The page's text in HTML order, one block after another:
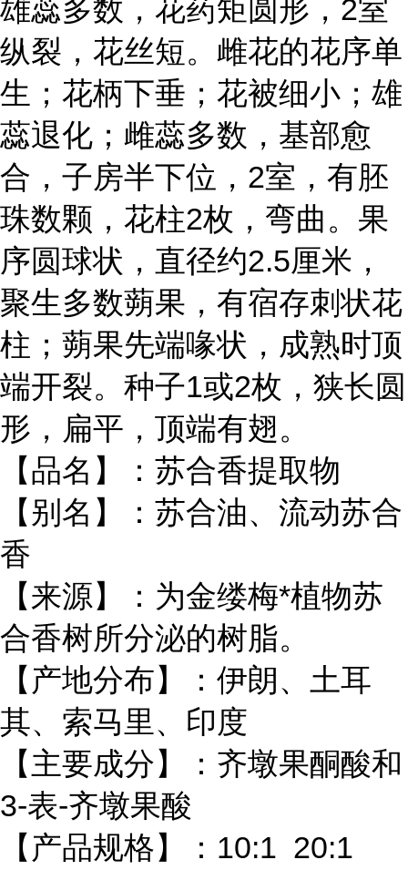
雄蕊多数，花药矩圆形，2室
纵裂，花丝短。雌花的花序单
生；花柄下垂；花被细小；雄
蕊退化；雌蕊多数，基部愈
合，子房半下位，2室，有胚
珠数颗，花柱2枚，弯曲。果
序圆球状，直径约2.5厘米，
聚生多数蒴果，有宿存刺状花
柱；蒴果先端喙状，成熟时顶
端开裂。种子1或2枚，狭长圆
形，扁平，顶端有翅。
【品名】：苏合香提取物
【别名】：苏合油、流动苏合
香
【来源】：为金缕梅*植物苏
合香树所分泌的树脂。
【产地分布】：伊朗、土耳
其、索马里、印度
【主要成分】：齐墩果酮酸和
3-表-齐墩果酸
【产品规格】：10:1 20:1